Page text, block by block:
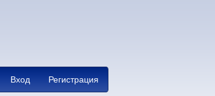
Регистрация
Вход